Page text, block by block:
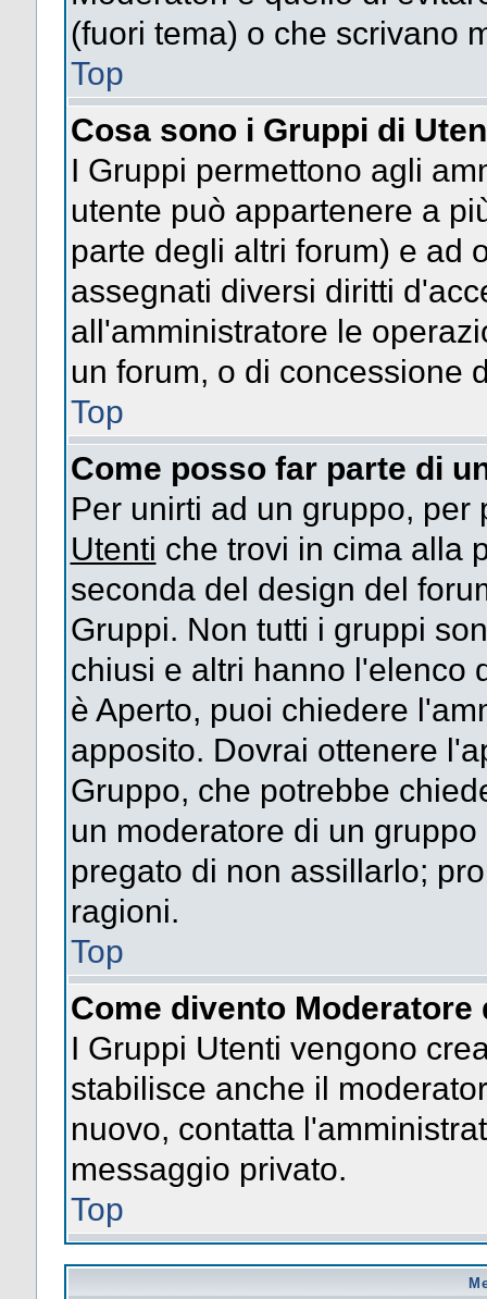
(fuori tema) o che scrivano
Top
Cosa sono i Gruppi di
I Gruppi permettono agli
utente può appartenere a
parte degli altri forum) e ad
assegnati diversi diritti
all'amministratore le
un forum, o di concessione
Top
Come posso far parte di
Per unirti ad un gruppo,
Utenti che trovi in cima alla
seconda del design del
Gruppi. Non tutti i gruppi
chiusi e altri hanno l'elenco
è Aperto, puoi chiedere
apposito. Dovrai ottenere
Gruppo, che potrebbe
un moderatore di un
pregato di non assillarlo;
ragioni.
Top
Come divento Moderatore
I Gruppi Utenti vengono
stabilisce anche il
nuovo, contatta
messaggio privato.
Top